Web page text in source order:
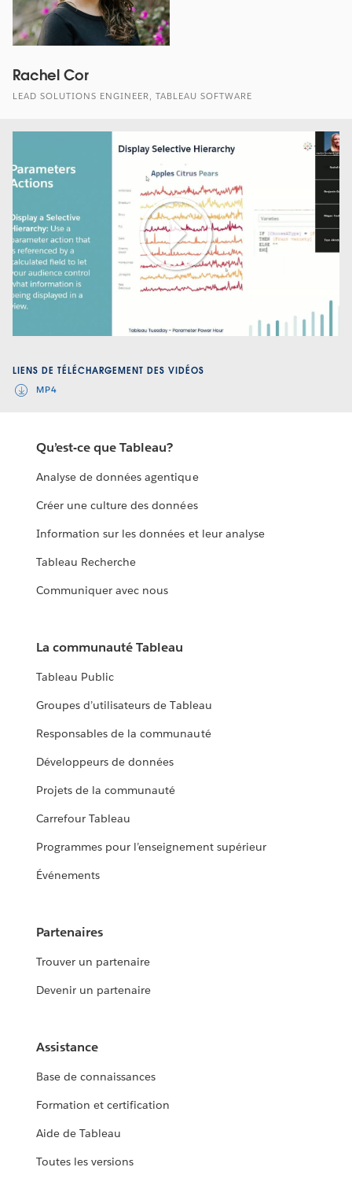
Rachel Cor
LEAD SOLUTIONS ENGINEER, TABLEAU SOFTWARE
Play
Video
LIENS DE TÉLÉCHARGEMENT DES VIDÉOS
MP4
Qu’est-ce que Tableau?
Analyse de données agentique
Créer une culture des données
Information sur les données et leur analyse
Tableau Recherche
Communiquer avec nous
La communauté Tableau
Tableau Public
Groupes d’utilisateurs de Tableau
Responsables de la communauté
Développeurs de données
Projets de la communauté
Carrefour Tableau
Programmes pour l’enseignement supérieur
Événements
Partenaires
Trouver un partenaire
Devenir un partenaire
Assistance
Base de connaissances
Formation et certification
Aide de Tableau
Toutes les versions